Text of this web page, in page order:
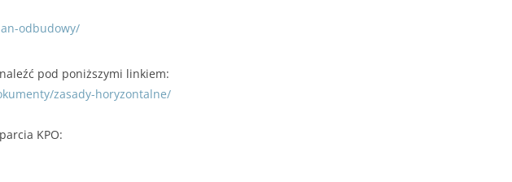
odbudowy/
pod poniższymi linkiem:
zasady-horyzontalne/
KPO: